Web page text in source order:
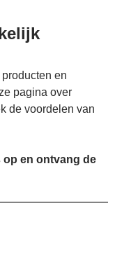
en
pagina over
de voordelen van
op en ontvang de